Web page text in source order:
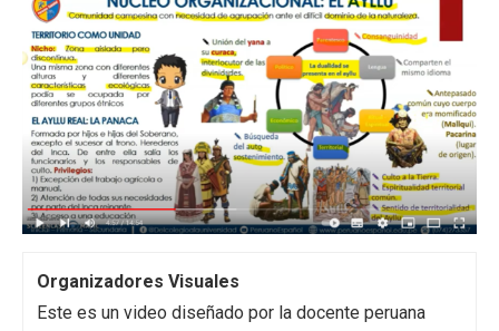
Organizadores Visuales
Este es un video diseñado por la docente peruana